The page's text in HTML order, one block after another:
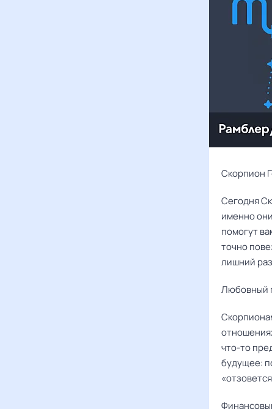
Скорпион
Сегодня
именно
помогут
точно
лишний
Любовный
что-то
будущее: